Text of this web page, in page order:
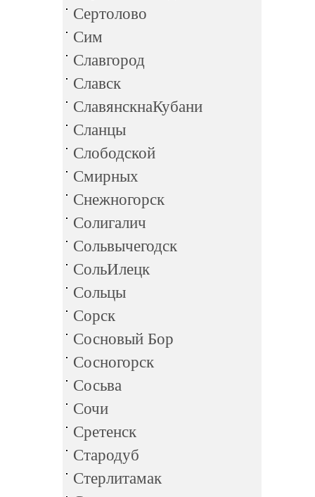
Сертолово
Сим
Славгород
Славск
СлавянскнаКубани
Сланцы
Слободской
Смирных
Снежногорск
Солигалич
Сольвычегодск
СольИлецк
Сольцы
Сорск
Сосновый Бор
Сосногорск
Сосьва
Сочи
Сретенск
Стародуб
Стерлитамак